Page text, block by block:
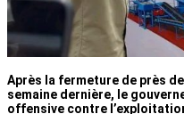
Après la fermeture de près
semaine dernière, le
offensive contre